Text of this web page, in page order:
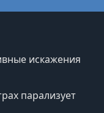
искажения
парализует